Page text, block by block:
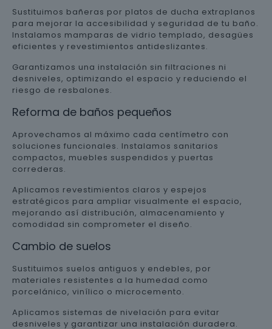
Sustituimos bañeras por platos de ducha extraplanos
para mejorar la accesibilidad y seguridad de tu baño.
Instalamos mamparas de vidrio templado, desagües
eficientes y revestimientos antideslizantes.
Garantizamos una instalación sin filtraciones ni
desniveles, optimizando el espacio y reduciendo el
riesgo de resbalones.
Reforma de baños pequeños
Aprovechamos al máximo cada centímetro con
soluciones funcionales. Instalamos sanitarios
compactos, muebles suspendidos y puertas
correderas.
Aplicamos revestimientos claros y espejos
estratégicos para ampliar visualmente el espacio,
mejorando así distribución, almacenamiento y
comodidad sin comprometer el diseño.
Cambio de suelos
Sustituimos suelos antiguos y endebles, por
materiales resistentes a la humedad como
porcelánico, vinílico o microcemento.
Aplicamos sistemas de nivelación para evitar
desniveles y garantizar una instalación duradera.